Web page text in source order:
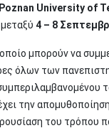
Poznan University of
4 – 8
μπορούν να
όλων των
την
του τρόπου